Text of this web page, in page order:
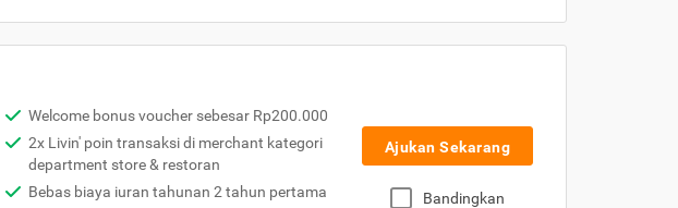
Welcome bonus voucher sebesar Rp200.000
2x Livin' poin transaksi di merchant kategori
department store & restoran
Bebas biaya iuran tahunan 2 tahun pertama
Ajukan Sekarang
Bandingkan